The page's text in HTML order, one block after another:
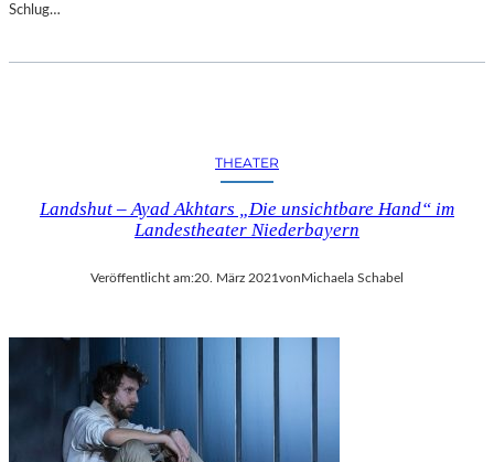
Schlug…
THEATER
Landshut – Ayad Akhtars „Die unsichtbare Hand“ im
Landestheater Niederbayern
Veröffentlicht am:20. März 2021vonMichaela Schabel